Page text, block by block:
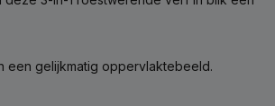
een gelijkmatig oppervlaktebeeld.